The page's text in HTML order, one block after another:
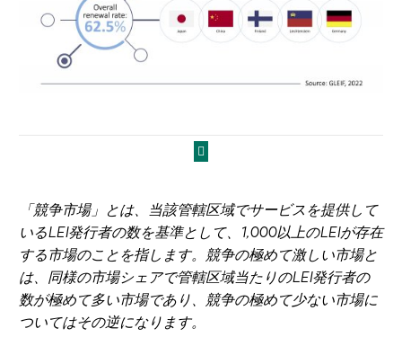
「競争市場」とは、当該管轄区域でサービスを提供して
いるLEI発行者の数を基準として、1,000以上のLEIが存在
する市場のことを指します。競争の極めて激しい市場と
は、同様の市場シェアで管轄区域当たりのLEI発行者の
数が極めて多い市場であり、競争の極めて少ない市場に
ついてはその逆になります。